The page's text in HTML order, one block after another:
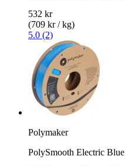
532 kr
(709 kr / kg)
5.0 (2)
Polymaker
PolySmooth Electric Blue